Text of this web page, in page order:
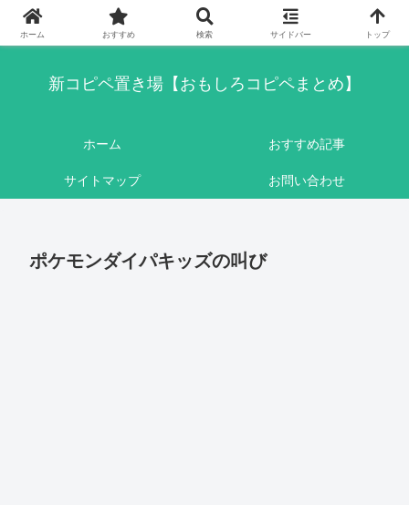
このブログはリンクフリーです。ここに書かれている内容は基本的にフィクシ
ョンです。
新コピペ置き場【おもしろコピペまとめ】
ホーム おすすめ記事
サイトマップ お問い合わせ
ポケモンダイパキッズの叫び
ホーム おすすめ 検索 サイドバー トップ